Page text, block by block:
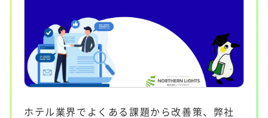
ホテル業界でよくある課題から改善策、弊社